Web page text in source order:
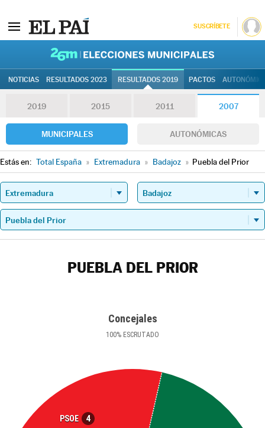
SUSCRÍBETE
NOTICIAS RESULTADOS 2023 RESULTADOS 2019 PACTOS
2019 2015 2011 2007
MUNICIPALES AUTONÓMICAS
Estás en: Total España » Extremadura » Badajoz » Puebla del Prior
PUEBLA DEL PRIOR
Concejales
100% ESCRUTADO
PSOE 4